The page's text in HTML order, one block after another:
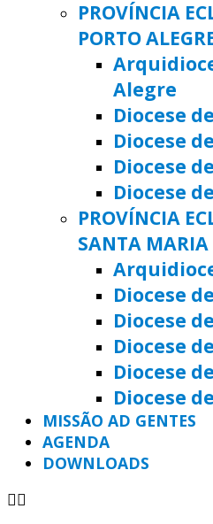
PROVÍNCIA
PORTO
Alegre
Diocese
Diocese
Diocese
Diocese
PROVÍNCIA
SANTA MARIA
Diocese
Diocese
Diocese
Diocese
Diocese
MISSÃO AD GENTES
AGENDA
DOWNLOADS